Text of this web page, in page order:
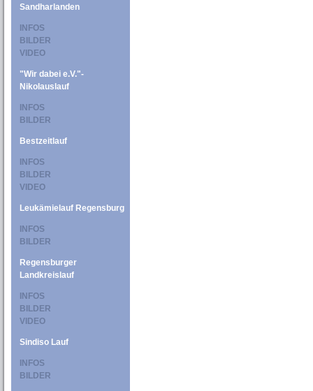
Sandharlanden
INFOS
BILDER
VIDEO
"Wir dabei e.V."-
Nikolauslauf
INFOS
BILDER
Bestzeitlauf
INFOS
BILDER
VIDEO
Leukämielauf Regensburg
INFOS
BILDER
Regensburger
Landkreislauf
INFOS
BILDER
VIDEO
Sindiso Lauf
INFOS
BILDER